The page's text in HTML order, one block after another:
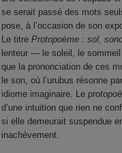
se serait passé des mots
pose, à l’occasion de son
Le titre Protopoème : sol,
lenteur — le soleil, le
que la prononciation de ces
le son, où l’urubus résonne
idiome imaginaire. Le
d’une intuition que rien ne
si elle demeurait suspendue
inachèvement.